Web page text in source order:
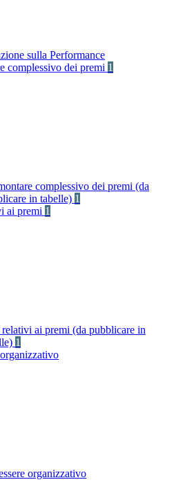
sulla Performance
complessivo dei premi 1
complessivo dei premi (da
in tabelle) 1
ai premi 1
ai premi (da pubblicare in
1
organizzativo